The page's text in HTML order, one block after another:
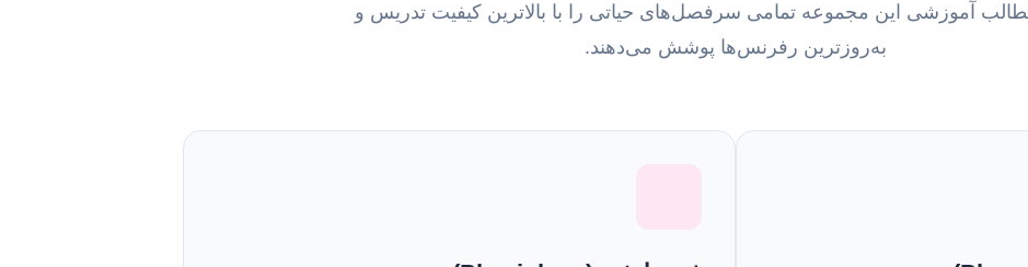
آموزشی این مجموعه تمامی سرفصل‌های حیاتی را با بالاترین کیفیت تدریس و
به‌روزترین رفرنس‌ها پوشش می‌دهند.